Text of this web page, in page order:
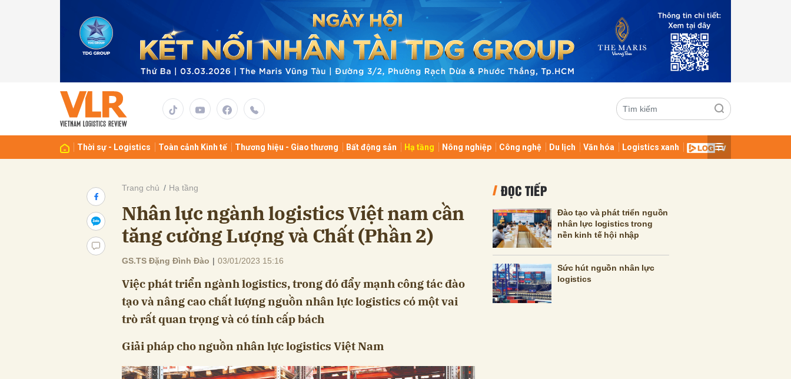
Thời sự - Logistics Toàn cảnh Kinh tế Thương hiệu - Giao thương Bất động sản Hạ tầng Nông nghiệp Công nghệ Du lịch Văn hóa Logistics xanh
Trang chủ Hạ tầng
Nhân lực ngành logistics Việt nam cần
tăng cường Lượng và Chất (Phần 2)
GS.TS Đặng Đình Đào | 03/01/2023 15:16
Việc phát triển ngành logistics, trong đó đẩy mạnh công tác đào
tạo và nâng cao chất lượng nguồn nhân lực logistics có một vai
trò rất quan trọng và có tính cấp bách
Giải pháp cho nguồn nhân lực logistics Việt Nam
ĐỌC TIẾP
Đào tạo và phát triển nguồn
nhân lực logistics trong
nền kinh tế hội nhập
Sức hút nguồn nhân lực
logistics
Gửi bình luận